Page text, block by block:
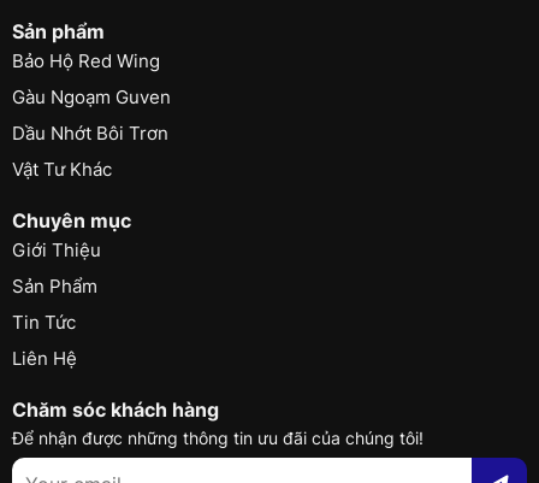
Sản phẩm
Bảo Hộ Red Wing
Gàu Ngoạm Guven
Dầu Nhớt Bôi Trơn
Vật Tư Khác
Chuyên mục
Giới Thiệu
Sản Phẩm
Tin Tức
Liên Hệ
Chăm sóc khách hàng
Để nhận được những thông tin ưu đãi của chúng tôi!